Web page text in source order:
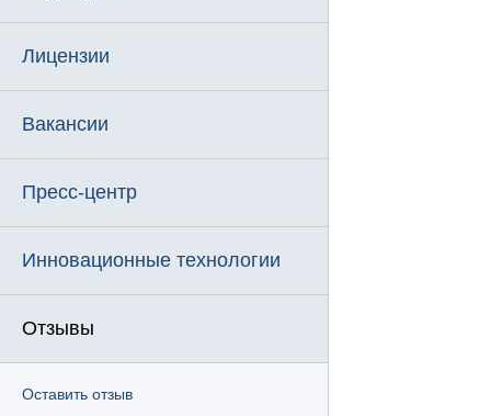
Лицензии
Вакансии
Пресс-центр
Инновационные технологии
Отзывы
Оставить отзыв